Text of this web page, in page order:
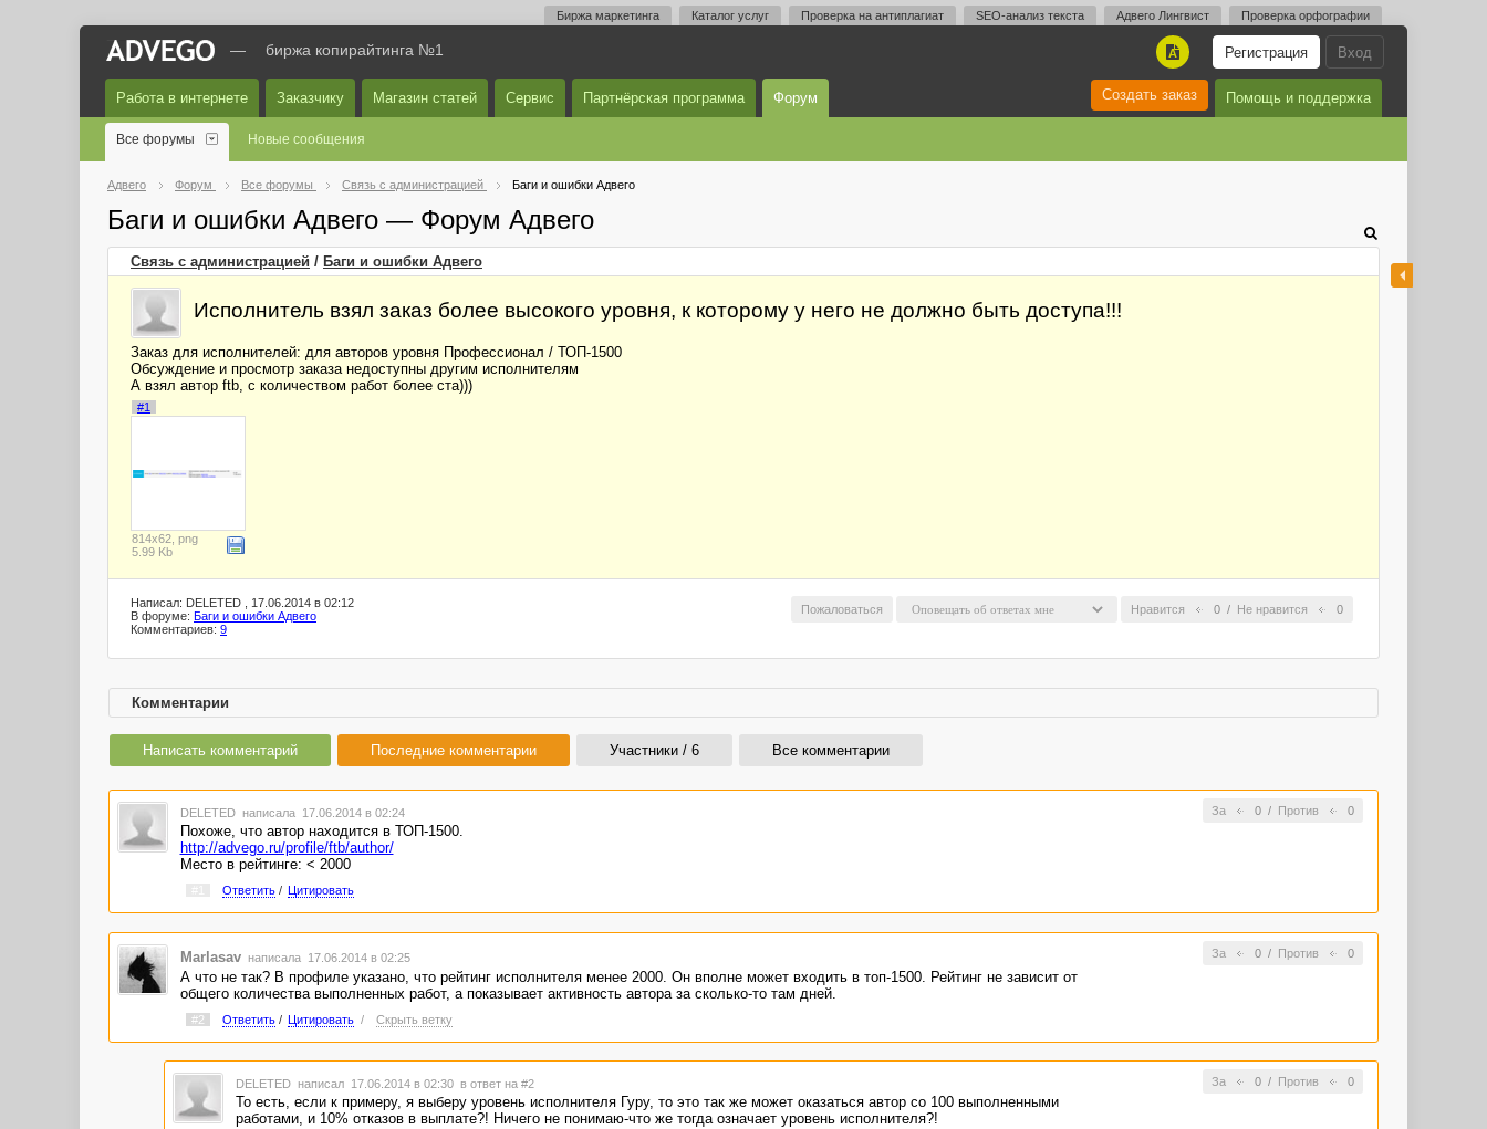
Биржа маркетинга Каталог услуг Проверка на антиплагиат SEO-анализ текста Адвего Лингвист Проверка орфографии
Вход
Регистрация
A
— биржа копирайтинга №1
Работа в интернете Заказчику Магазин статей Сервис Партнёрская программа Форум Помощь и поддержка
Создать заказ
Все форумы Новые сообщения
Адвего Форум Все форумы Связь с администрацией Баги и ошибки Адвего
Баги и ошибки Адвего — Форум Адвего
Связь с администрацией / Баги и ошибки Адвего
Исполнитель взял заказ более высокого уровня, к которому у него не должно быть доступа!!!
Заказ для исполнителей: для авторов уровня Профессионал / ТОП-1500
Обсуждение и просмотр заказа недоступны другим исполнителям
А взял автор ftb, с количеством работ более ста)))
#1
814x62, png
5.99 Kb
Нравится 0 / Не нравится 0
Пожаловаться
Написал: DELETED , 17.06.2014 в 02:12
В форуме: Баги и ошибки Адвего
Комментариев: 9
Комментарии
Написать комментарий Последние комментарии Участники / 6 Все комментарии
За 0/ Против 0
DELETED написала 17.06.2014 в 02:24
Похоже, что автор находится в ТОП-1500.
http://advego.ru/profile/ftb/author/
Место в рейтинге: < 2000
Ответить/ Цитировать
За 0/ Против 0
Marlasav написала 17.06.2014 в 02:25
А что не так? В профиле указано, что рейтинг исполнителя менее 2000. Он вполне может входить в топ-1500. Рейтинг не зависит от
общего количества выполненных работ, а показывает активность автора за сколько-то там дней.
#2 Ответить/ Цитировать / Скрыть ветку
За 0/ Против 0
DELETED написал 17.06.2014 в 02:30 в ответ на #2
То есть, если к примеру, я выберу уровень исполнителя Гуру, то это так же может оказаться автор со 100 выполненными
работами, и 10% отказов в выплате?! Ничего не понимаю-что же тогда означает уровень исполнителя?!